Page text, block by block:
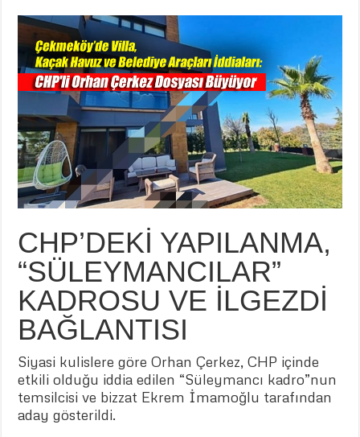
CHP’DEKİ YAPILANMA,
“SÜLEYMANCILAR”
KADROSU VE İLGEZDİ
BAĞLANTISI
Siyasi kulislere göre Orhan Çerkez, CHP içinde
etkili olduğu iddia edilen “Süleymancı kadro”nun
temsilcisi ve bizzat Ekrem İmamoğlu tarafından
aday gösterildi.